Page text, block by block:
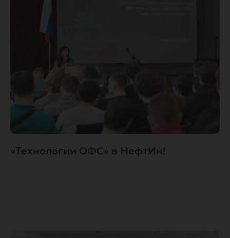
«Технологии ОФС» в НефтИн!